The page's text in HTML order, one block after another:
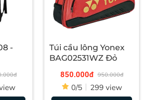
-
Túi cầu lông Yonex
BAG02531WZ Đỏ
850.000đ 950.000đ
0/5 299 view